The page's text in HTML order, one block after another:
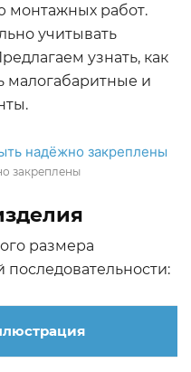
монтажных работ.
учитывать
узнать, как
малогабаритные и
закреплены
размера